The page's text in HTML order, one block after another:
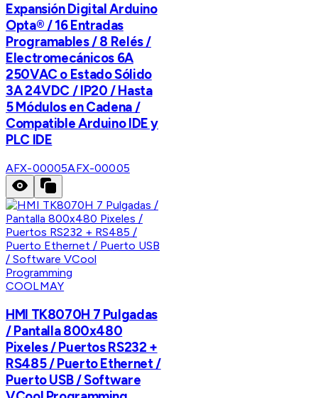
Expansión Digital Arduino
Opta® / 16 Entradas
Programables / 8 Relés /
Electromecánicos 6A
250VAC o Estado Sólido
3A 24VDC / IP20 / Hasta
5 Módulos en Cadena /
Compatible Arduino IDE y
PLC IDE
AFX-00005AFX-00005
COOLMAY
HMI TK8070H 7 Pulgadas
/ Pantalla 800x480
Pixeles / Puertos RS232 +
RS485 / Puerto Ethernet /
Puerto USB / Software